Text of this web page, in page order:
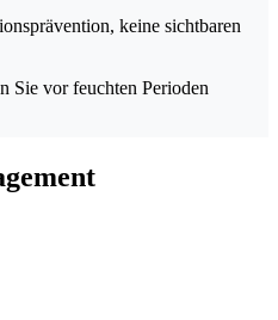
keine sichtbaren
Sie vor feuchten Perioden